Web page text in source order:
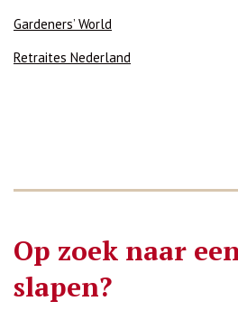
Gardeners’ World
Retraites Nederland
Op zoek naar
slapen?